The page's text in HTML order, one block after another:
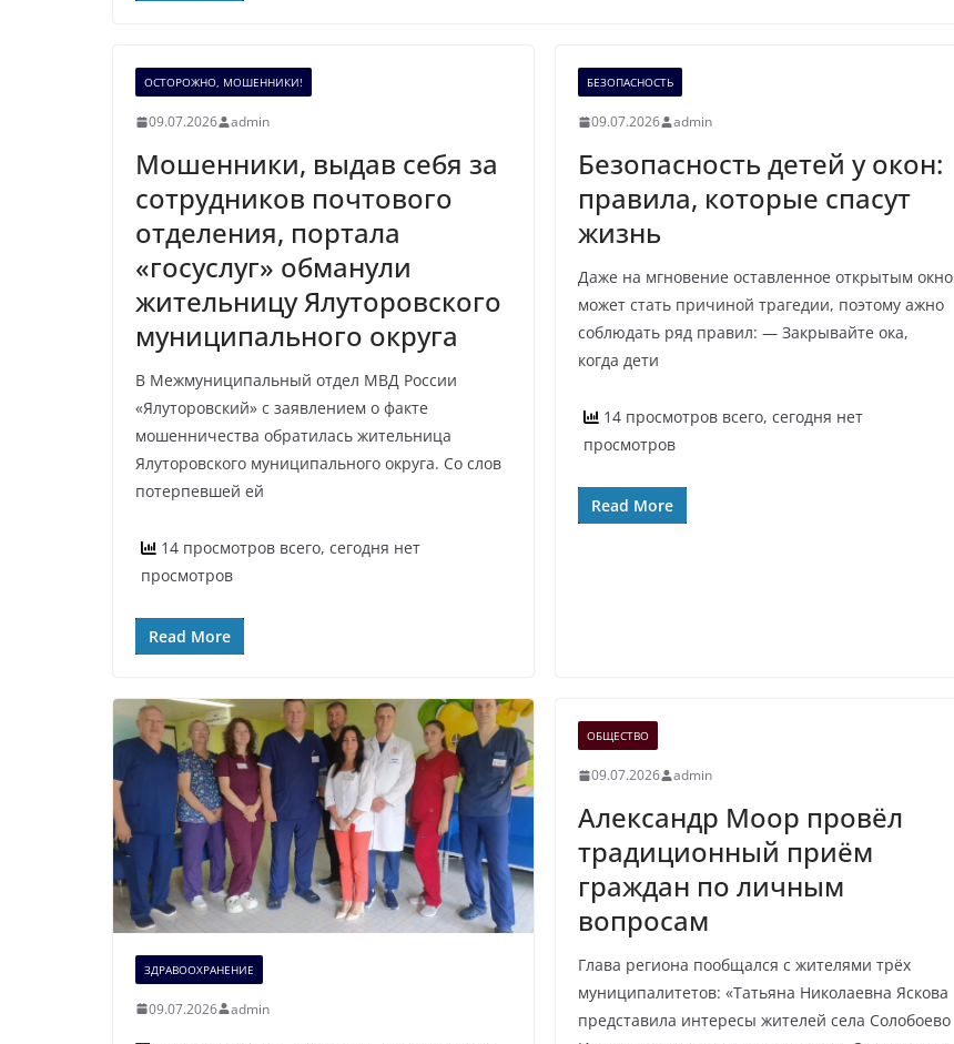
ОСТОРОЖНО, МОШЕННИКИ!
09.07.2026 admin
Мошенники, выдав себя за
сотрудников почтового
отделения, портала
«госуслуг» обманули
жительницу Ялуторовского
муниципального округа
В Межмуниципальный отдел МВД России
«Ялуторовский» с заявлением о факте
мошенничества обратилась жительница
Ялуторовского муниципального округа. Со слов
потерпевшей ей
14 просмотров всего, сегодня нет
просмотров
Read More
БЕЗОПАСНОСТЬ
09.07.2026 admin
Безопасность детей у окон:
правила, которые спасут
жизнь
Даже на мгновение оставленное открытым окно
может стать причиной трагедии, поэтому ажно
соблюдать ряд правил: — Закрывайте ока,
когда дети
14 просмотров всего, сегодня нет
просмотров
Read More
ЗДРАВООХРАНЕНИЕ
09.07.2026 admin
ОБЩЕСТВО
09.07.2026 admin
Александр Моор провёл
традиционный приём
граждан по личным
вопросам
Глава региона пообщался с жителями трёх
муниципалитетов: «Татьяна Николаевна Яскова
представила интересы жителей села Солобоево